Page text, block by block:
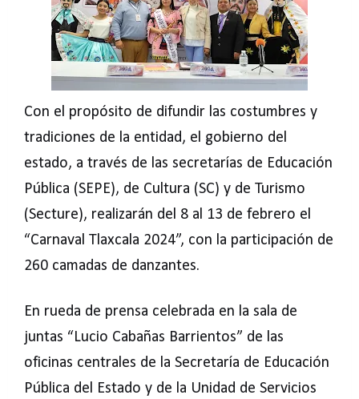
Con el propósito de difundir las costumbres y
tradiciones de la entidad, el gobierno del
estado, a través de las secretarías de Educación
Pública (SEPE), de Cultura (SC) y de Turismo
(Secture), realizarán del 8 al 13 de febrero el
“Carnaval Tlaxcala 2024”, con la participación de
260 camadas de danzantes.
En rueda de prensa celebrada en la sala de
juntas “Lucio Cabañas Barrientos” de las
oficinas centrales de la Secretaría de Educación
Pública del Estado y de la Unidad de Servicios